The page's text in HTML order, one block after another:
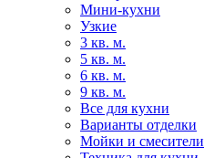
Мини-кухни
Узкие
3 кв. м.
5 кв. м.
6 кв. м.
9 кв. м.
Все для кухни
Варианты отделки
Мойки и смесители